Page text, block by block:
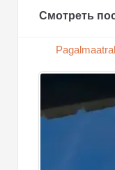
Смотреть